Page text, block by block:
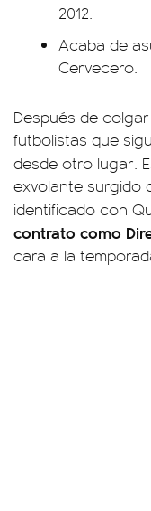
2012.
Acaba de
Cervecero.
Después de
futbolistas que
desde otro lugar.
exvolante surgido
identificado con
contrato como
cara a la